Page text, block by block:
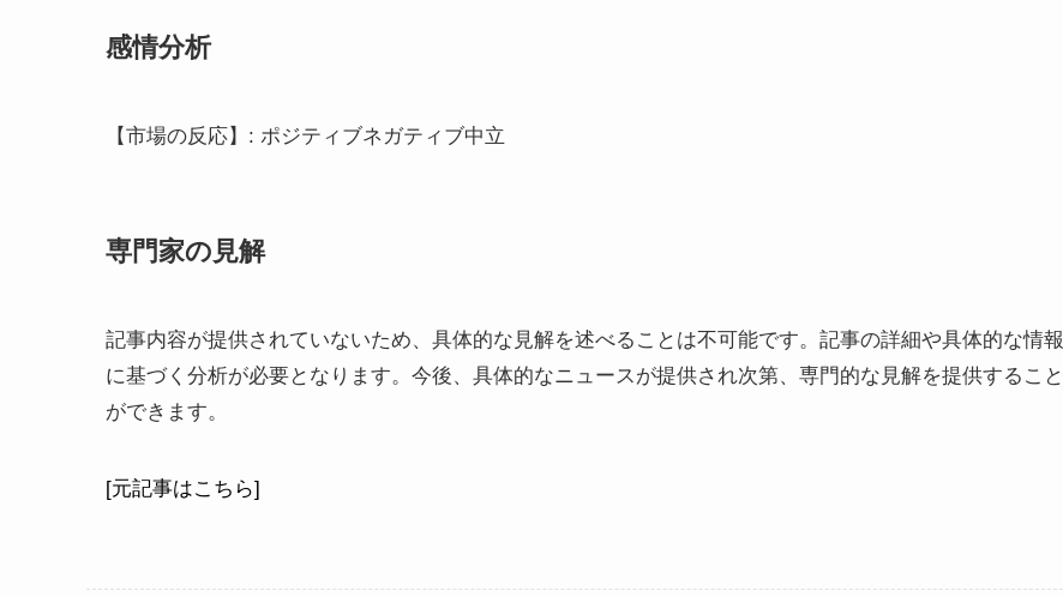
感情分析
【市場の反応】: ポジティブネガティブ中立
専門家の見解
記事内容が提供されていないため、具体的な見解を述べることは不可能です。記事の詳細や具体的な情報
に基づく分析が必要となります。今後、具体的なニュースが提供され次第、専門的な見解を提供すること
ができます。
[元記事はこちら]